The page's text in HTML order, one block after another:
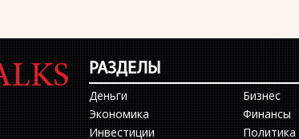
РАЗДЕЛЫ
Деньги
Бизнес
Экономика
Финансы
Инвестиции
Политика